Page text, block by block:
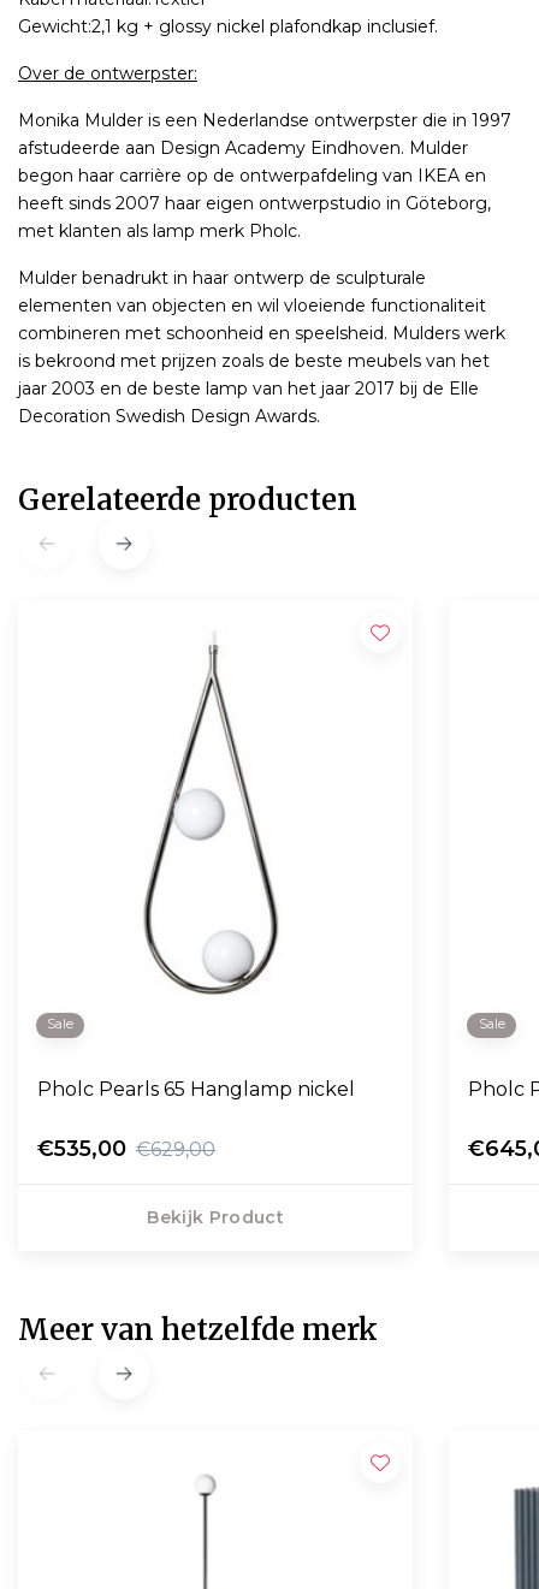
Gewicht:2,1 kg + glossy nickel plafondkap inclusief.
Over de ontwerpster:
Monika Mulder is een Nederlandse ontwerpster die in 1997
afstudeerde aan Design Academy Eindhoven. Mulder
begon haar carrière op de ontwerpafdeling van IKEA en
heeft sinds 2007 haar eigen ontwerpstudio in Göteborg,
met klanten als lamp merk Pholc.
Mulder benadrukt in haar ontwerp de sculpturale
elementen van objecten en wil vloeiende functionaliteit
combineren met schoonheid en speelsheid. Mulders werk
is bekroond met prijzen zoals de beste meubels van het
jaar 2003 en de beste lamp van het jaar 2017 bij de Elle
Decoration Swedish Design Awards.
Gerelateerde producten
Sale
Pholc Pearls 65 Hanglamp nickel
€535,00 €629,00
Bekijk Product
Sale
Pholc
Meer van hetzelfde merk